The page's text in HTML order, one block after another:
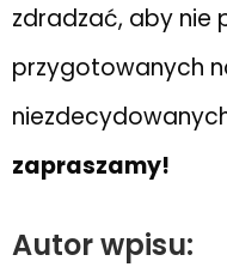
zdradzać, aby nie
przygotowanych
zapraszamy!
Autor wpisu: